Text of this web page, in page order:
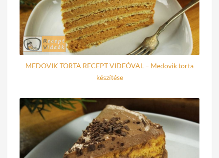
MEDOVIK TORTA RECEPT VIDEÓVAL – Medovik torta
készítése